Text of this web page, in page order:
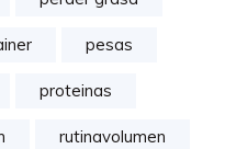
pesas
proteinas
rutinavolumen